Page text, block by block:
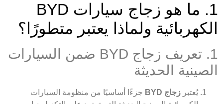
1. ما هو زجاج سيارات BYD
الكهربائية ولماذا يعتبر متطورًا؟
1. تعريف زجاج BYD ضمن السيارات
الصينية الحديثة
يُعتبر زجاج BYD
جزءًا أساسيًا من منظومة السيارات